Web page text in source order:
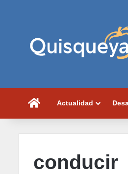
PortadaActualidad
conducir